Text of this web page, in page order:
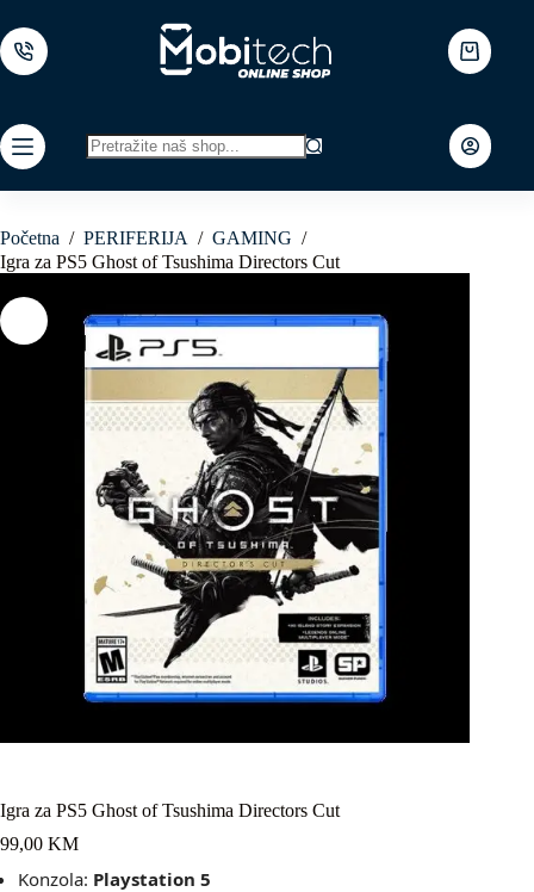
to
content
Shopping
cart
results
Početna / PERIFERIJA / GAMING /
Igra za PS5 Ghost of Tsushima Directors Cut
Igra za PS5 Ghost of Tsushima Directors Cut
99,00 KM
Konzola: Playstation 5